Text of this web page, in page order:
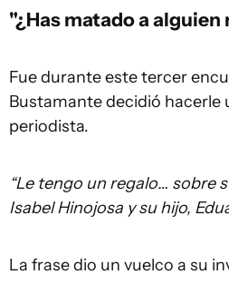
"¿Has matado a alguien
Fue durante este tercer
Bustamante decidió hacerle
periodista.
“Le tengo un regalo… sobre
Isabel Hinojosa y su hijo,
La frase dio un vuelco a su